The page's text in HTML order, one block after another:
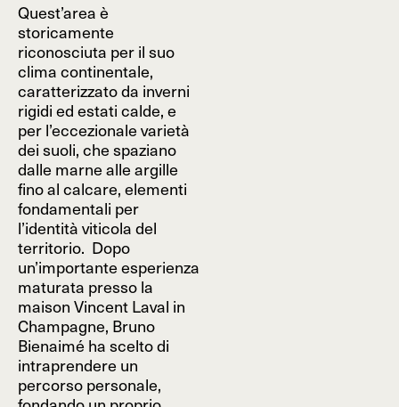
Quest’area è
storicamente
riconosciuta per il suo
clima continentale,
caratterizzato da inverni
rigidi ed estati calde, e
per l’eccezionale varietà
dei suoli, che spaziano
dalle marne alle argille
fino al calcare, elementi
fondamentali per
l’identità viticola del
territorio. Dopo
un’importante esperienza
maturata presso la
maison Vincent Laval in
Champagne, Bruno
Bienaimé ha scelto di
intraprendere un
percorso personale,